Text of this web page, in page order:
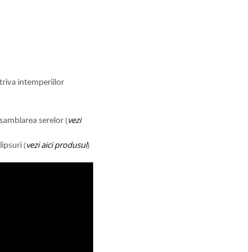
intemperiilor
serelor (vezi
(vezi aici produsul)